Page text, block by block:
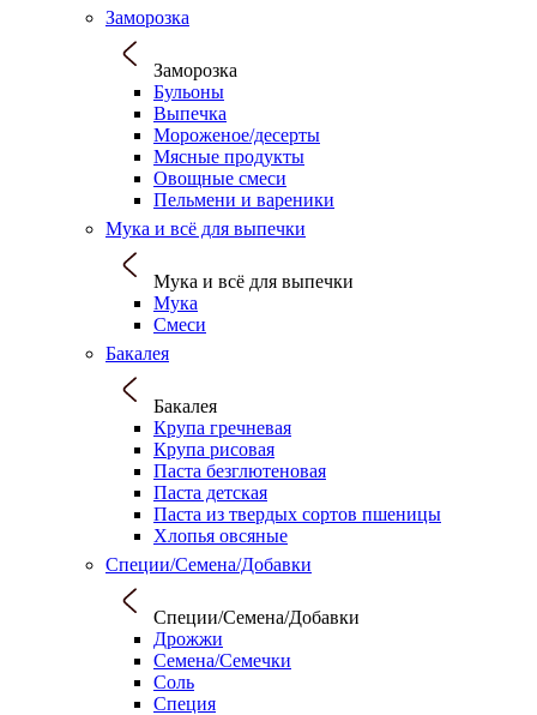
Заморозка
Заморозка
Бульоны
Выпечка
Мороженое/десерты
Мясные продукты
Овощные смеси
Пельмени и вареники
Мука и всё для выпечки
Мука и всё для выпечки
Мука
Смеси
Бакалея
Бакалея
Крупа гречневая
Крупа рисовая
Паста безглютеновая
Паста детская
Паста из твердых сортов пшеницы
Хлопья овсяные
Специи/Семена/Добавки
Специи/Семена/Добавки
Дрожжи
Семена/Семечки
Соль
Специя